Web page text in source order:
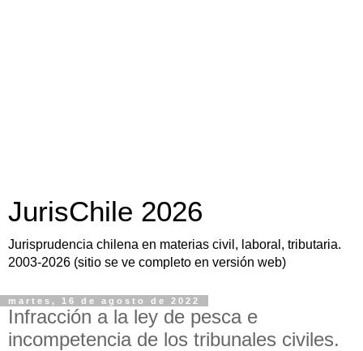
JurisChile 2026
Jurisprudencia chilena en materias civil, laboral, tributaria.
2003-2026 (sitio se ve completo en versión web)
martes, 16 de agosto de 2022
Infracción a la ley de pesca e
incompetencia de los tribunales civiles.